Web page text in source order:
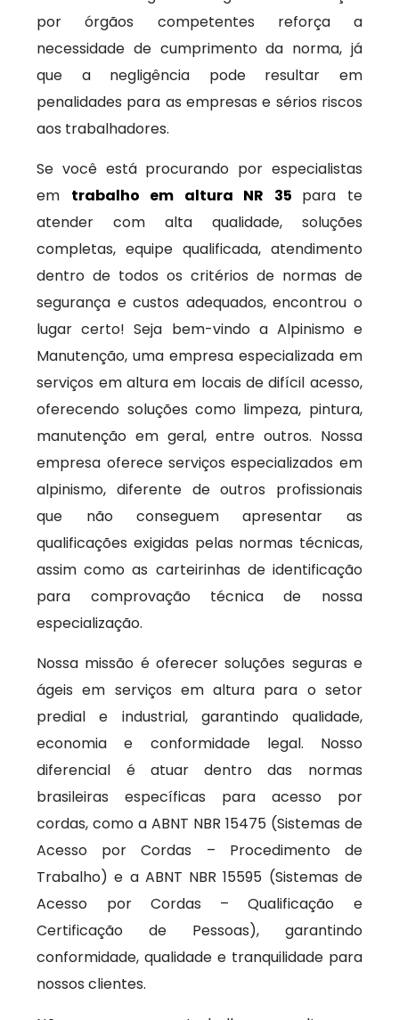
por órgãos competentes reforça a
necessidade de cumprimento da norma, já
que a negligência pode resultar em
penalidades para as empresas e sérios riscos
aos trabalhadores.
Se você está procurando por especialistas
em trabalho em altura NR 35 para te
atender com alta qualidade, soluções
completas, equipe qualificada, atendimento
dentro de todos os critérios de normas de
segurança e custos adequados, encontrou o
lugar certo! Seja bem-vindo a Alpinismo e
Manutenção, uma empresa especializada em
serviços em altura em locais de difícil acesso,
oferecendo soluções como limpeza, pintura,
manutenção em geral, entre outros. Nossa
empresa oferece serviços especializados em
alpinismo, diferente de outros profissionais
que não conseguem apresentar as
qualificações exigidas pelas normas técnicas,
assim como as carteirinhas de identificação
para comprovação técnica de nossa
especialização.
Nossa missão é oferecer soluções seguras e
ágeis em serviços em altura para o setor
predial e industrial, garantindo qualidade,
economia e conformidade legal. Nosso
diferencial é atuar dentro das normas
brasileiras específicas para acesso por
cordas, como a ABNT NBR 15475 (Sistemas de
Acesso por Cordas – Procedimento de
Trabalho) e a ABNT NBR 15595 (Sistemas de
Acesso por Cordas – Qualificação e
Certificação de Pessoas), garantindo
conformidade, qualidade e tranquilidade para
nossos clientes.